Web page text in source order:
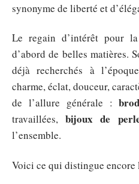
synonyme de liberté et
Le regain d’intérêt pour
d’abord de belles matières.
déjà recherchés à
charme, éclat, douceur,
de l’allure générale :
travaillées,bijoux de
l’ensemble.
Voici ce qui distingue encore